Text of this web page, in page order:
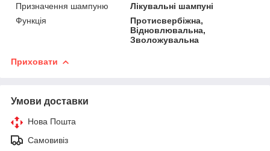
Призначення шампуню
Лікувальні шампуні
Функція
Протисвербіжна,
Відновлювальна,
Зволожувальна
Приховати
Умови доставки
Нова Пошта
Самовивіз